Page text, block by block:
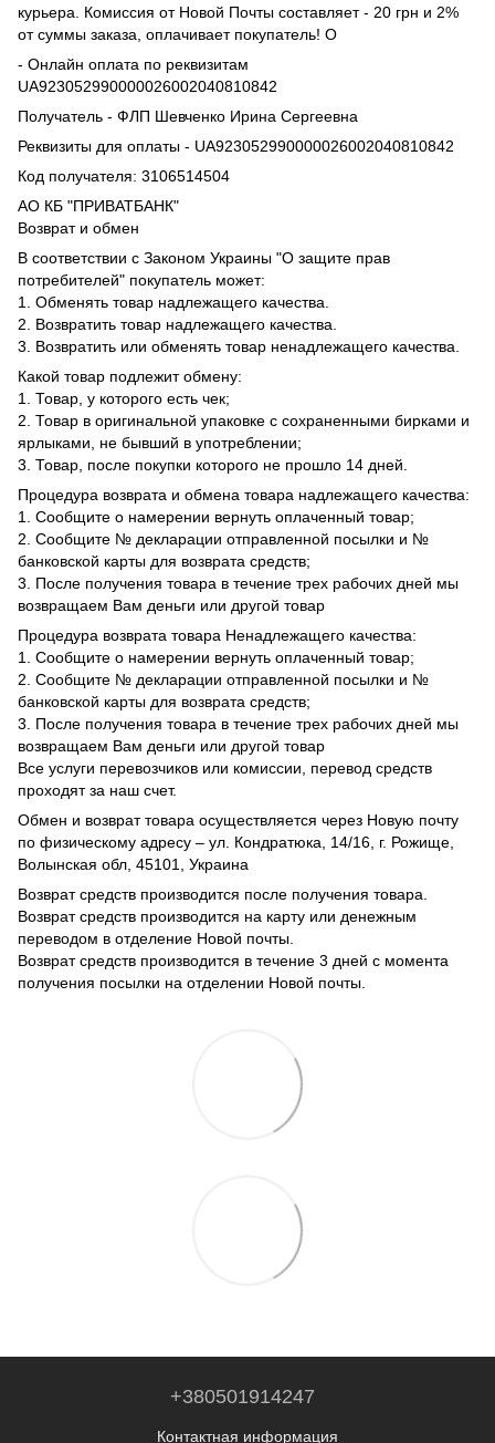
курьера. Комиссия от Новой Почты составляет - 20 грн и 2%
от суммы заказа, оплачивает покупатель! О
- Онлайн оплата по реквизитам
UA923052990000026002040810842
Получатель - ФЛП Шевченко Ирина Сергеевна
Реквизиты для оплаты - UA923052990000026002040810842
Код получателя: 3106514504
АО КБ "ПРИВАТБАНК"
Возврат и обмен
В соответствии с Законом Украины "О защите прав
потребителей" покупатель может:
1. Обменять товар надлежащего качества.
2. Возвратить товар надлежащего качества.
3. Возвратить или обменять товар ненадлежащего качества.
Какой товар подлежит обмену:
1. Товар, у которого есть чек;
2. Товар в оригинальной упаковке с сохраненными бирками и
ярлыками, не бывший в употреблении;
3. Товар, после покупки которого не прошло 14 дней.
Процедура возврата и обмена товара надлежащего качества:
1. Сообщите о намерении вернуть оплаченный товар;
2. Сообщите № декларации отправленной посылки и №
банковской карты для возврата средств;
3. После получения товара в течение трех рабочих дней мы
возвращаем Вам деньги или другой товар
Процедура возврата товара Ненадлежащего качества:
1. Сообщите о намерении вернуть оплаченный товар;
2. Сообщите № декларации отправленной посылки и №
банковской карты для возврата средств;
3. После получения товара в течение трех рабочих дней мы
возвращаем Вам деньги или другой товар
Все услуги перевозчиков или комиссии, перевод средств
проходят за наш счет.
Обмен и возврат товара осуществляется через Новую почту
по физическому адресу – ул. Кондратюка, 14/16, г. Рожище,
Волынская обл, 45101, Украина
Возврат средств производится после получения товара.
Возврат средств производится на карту или денежным
переводом в отделение Новой почты.
Возврат средств производится в течение 3 дней с момента
получения посылки на отделении Новой почты.
+380501914247
Контактная информация